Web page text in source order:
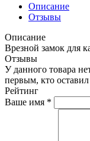
Описание
Отзывы
Описание
Врезной замок для
Отзывы
У данного товара
первым, кто
Рейтинг
Ваше имя *